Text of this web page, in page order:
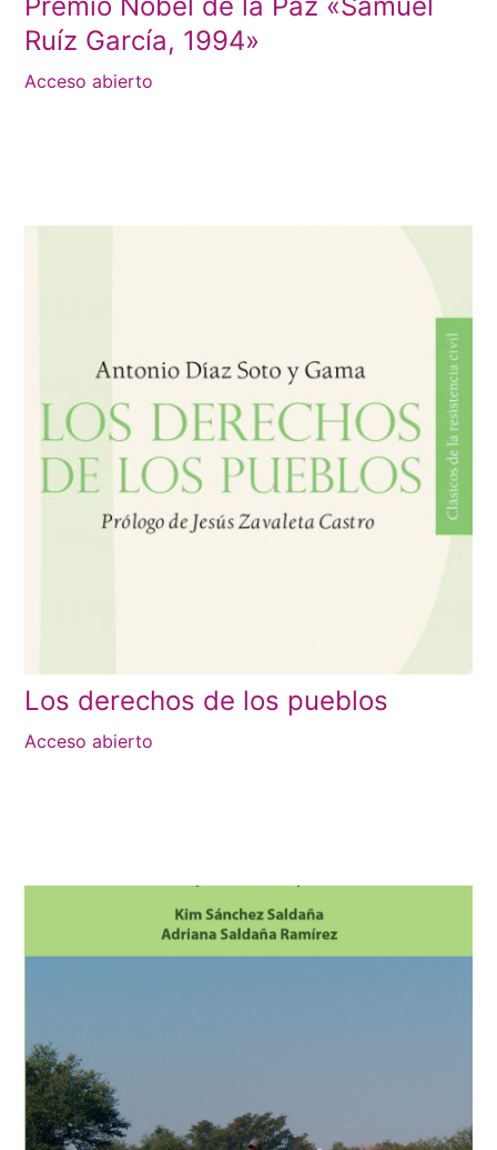
Premio Nobel de la Paz «Samuel
Ruíz García, 1994»
Acceso abierto
Los derechos de los pueblos
Acceso abierto